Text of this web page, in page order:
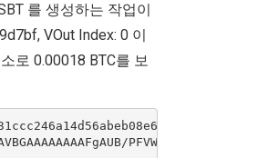
를 생성하는 작업이
VOut Index: 0 이
로 0.00018 BTC를 보